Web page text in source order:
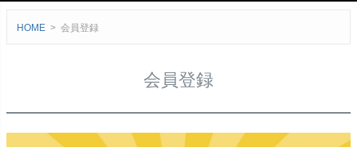
HOME 会員登録
会員登録